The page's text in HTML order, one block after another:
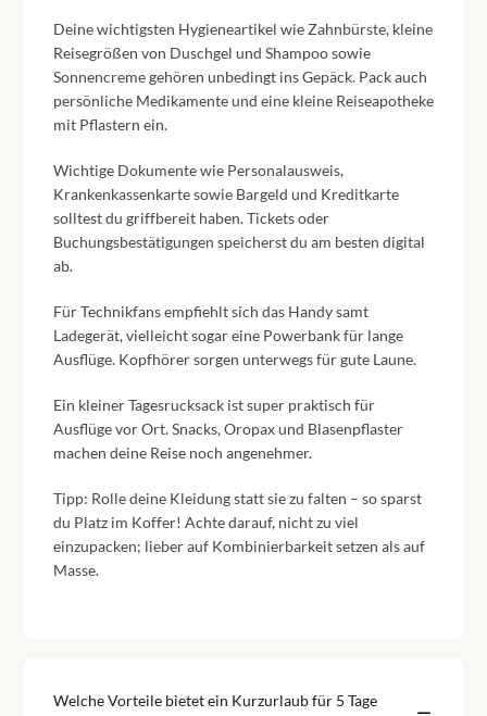
Deine wichtigsten Hygieneartikel wie Zahnbürste, kleine
Reisegrößen von Duschgel und Shampoo sowie
Sonnencreme gehören unbedingt ins Gepäck. Pack auch
persönliche Medikamente und eine kleine Reiseapotheke
mit Pflastern ein.
Wichtige Dokumente wie Personalausweis,
Krankenkassenkarte sowie Bargeld und Kreditkarte
solltest du griffbereit haben. Tickets oder
Buchungsbestätigungen speicherst du am besten digital
ab.
Für Technikfans empfiehlt sich das Handy samt
Ladegerät, vielleicht sogar eine Powerbank für lange
Ausflüge. Kopfhörer sorgen unterwegs für gute Laune.
Ein kleiner Tagesrucksack ist super praktisch für
Ausflüge vor Ort. Snacks, Oropax und Blasenpflaster
machen deine Reise noch angenehmer.
Tipp: Rolle deine Kleidung statt sie zu falten – so sparst
du Platz im Koffer! Achte darauf, nicht zu viel
einzupacken; lieber auf Kombinierbarkeit setzen als auf
Masse.
Welche Vorteile bietet ein Kurzurlaub für 5 Tage